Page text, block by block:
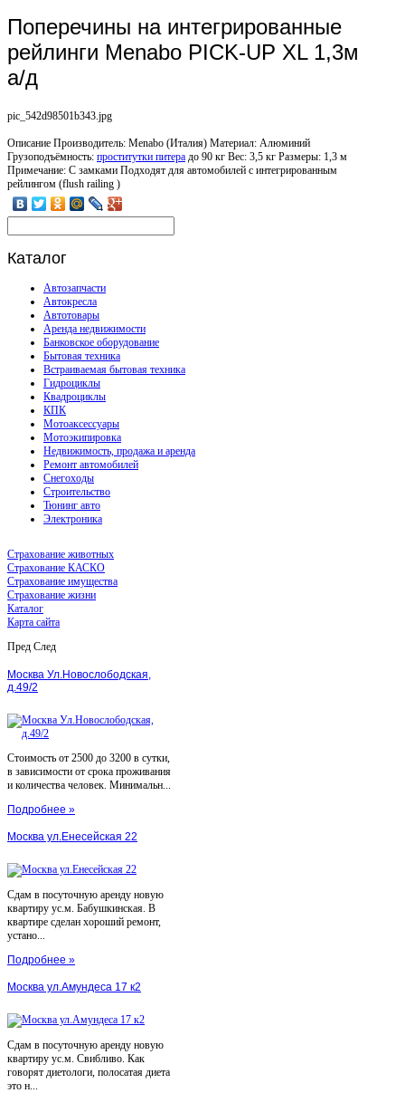
Поперечины на интегрированные
рейлинги Menabo PICK-UP XL 1,3м
а/д
pic_542d98501b343.jpg
Описание Производитель: Menabo (Италия) Материал: Алюминий
Грузоподъёмность: проститутки питера до 90 кг Вес: 3,5 кг Размеры: 1,3 м
Примечание: С замками Подходят для автомобилей с интегрированным
рейлингом (flush railing )
Каталог
Автозапчасти
Автокресла
Автотовары
Аренда недвижимости
Банковское оборудование
Бытовая техника
Встраиваемая бытовая техника
Гидроциклы
Квадроциклы
КПК
Мотоаксессуары
Мотоэкипировка
Недвижимость, продажа и аренда
Ремонт автомобилей
Снегоходы
Строительство
Тюнинг авто
Электроника
Страхование животных
Страхование КАСКО
Страхование имущества
Страхование жизни
Каталог
Карта сайта
Пред След
Москва Ул.Новослободская,
д.49/2
Стоимость от 2500 до 3200 в сутки,
в зависимости от срока проживания
и количества человек. Минимальн...
Подробнее »
Москва ул.Енесейская 22
Сдам в посуточную аренду новую
квартиру ус.м. Бабушкинская. В
квартире сделан хороший ремонт,
устано...
Подробнее »
Москва ул.Амундеса 17 к2
Сдам в посуточную аренду новую
квартиру ус.м. Свибливо. Как
говорят диетологи, полосатая диета
это н...